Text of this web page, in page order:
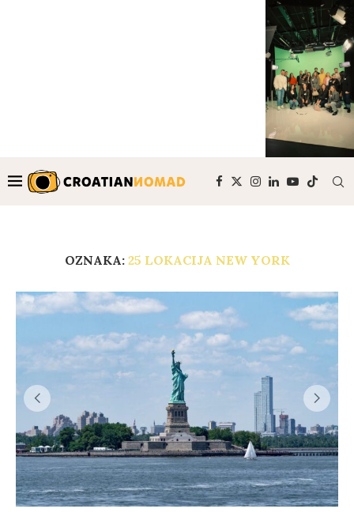
OZNAKA: 25 LOKACIJA NEW YORK